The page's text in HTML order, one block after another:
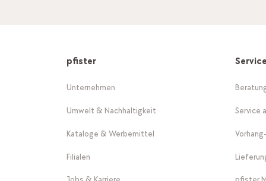
pfister
Unternehmen
Umwelt & Nachhaltigkeit
Kataloge & Werbemittel
Filialen
Service